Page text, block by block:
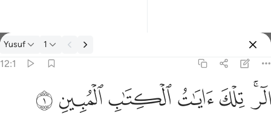
Tafsir: Yusuf 12:1
Yusuf 1
12:1
الر تلك ايات الكتاب المبين ١
الٓر ۚ تِلْكَ ءَايَـٰتُ ٱلْكِتَـٰبِ ٱلْمُبِينِ ١
ﲒﲓﲔﲕﲖﲗﲘ